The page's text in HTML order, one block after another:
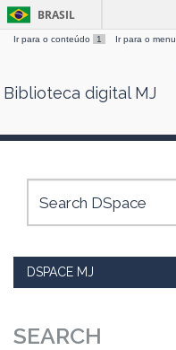
Skip
BRASIL
Ir para o conteúdo 1 Ir para o menu
Biblioteca digital MJ
DSPACE MJ
SEARCH